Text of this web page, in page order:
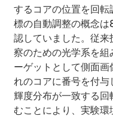
するコアの位置を回
標の自動調整の概念
認していました。従
察のための光学系を
ーゲットとして側面
れのコアに番号を付
輝度分布が一致する
むことにより、実験